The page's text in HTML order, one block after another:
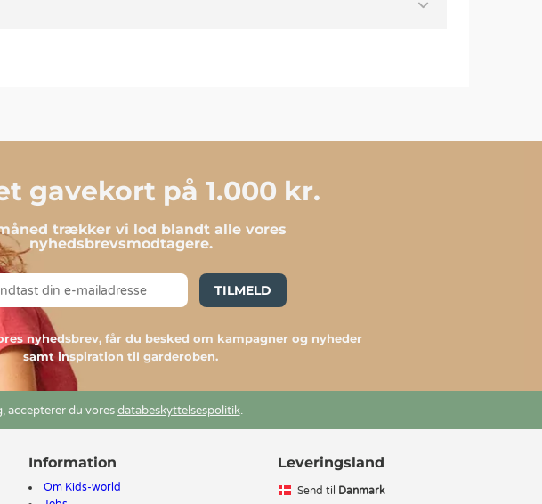
gavekort på 1.000 kr.
trækker vi lod blandt alle vores
nyhedsbrevsmodtagere.
TILMELD
nyhedsbrev, får du besked om kampagner og nyheder
samt inspiration til garderoben.
accepterer du voresdatabeskyttelsespolitik.
Information
Om Kids-world
Leveringsland
Send til Danmark